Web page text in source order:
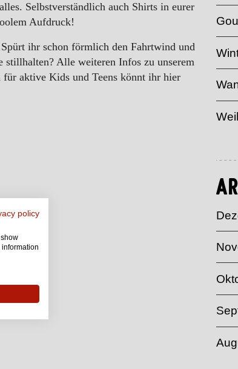
Selbstverständlich auch Shirts in eurer
Aufdruck!
ihr schon förmlich den Fahrtwind und
stillhalten? Alle weiteren Infos zu unserem
für aktive Kids und Teens könnt ihr hier
policy